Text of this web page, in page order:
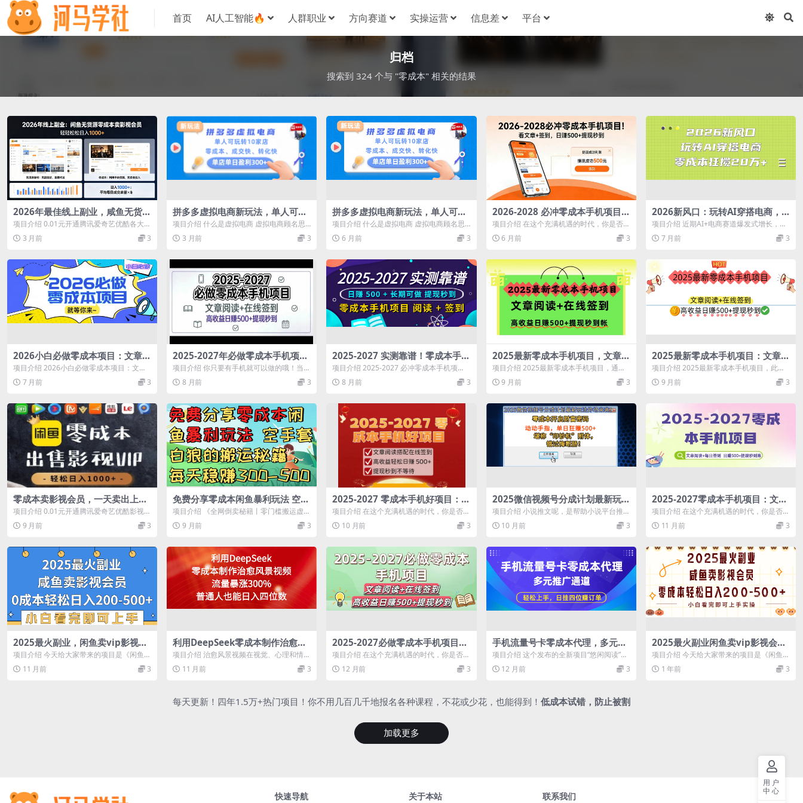
首页 AI人工智能🔥 人群职业 方向赛道 实操运营 信息差 平台
归档
搜索到 324 个与 "零成本" 相关的结果
2026年最佳线上副业，咸鱼无货源
零成本卖影视会员，轻轻松松日入
1000+
项目介绍 0.01元开通腾讯爱奇艺优酷各大影
视会员官方开通20元一个月的我们卖9...
3 月前 3
拼多多虚拟电商新玩法，单人可玩
转10家店，零成本、成交快、转化
快，单店单日可盈利300+
项目介绍 什么是虚拟电商 虚拟电商顾名思
义就是在各大平台售卖虚拟产品，也是目前
为...3 月前 3
拼多多虚拟电商新玩法，单人可玩
转10家店，零成本、成交快、转化
快，单店单日盈利300+
项目介绍 什么是虚拟电商 虚拟电商顾名思
义就是在各大平台售卖虚拟产品，也是目前
为...6 月前 3
2026-2028 必冲零成本手机项目！
看文章 + 签到，日赚 500 + 提现秒
到
项目介绍 在这个充满机遇的时代，你是否在
寻找一种简单、轻松且零门槛就能赚钱的方
式...6 月前 3
2026新风口：玩转AI穿搭电商，
零成本狂揽20万+
项目介绍 近期AI+电商赛道爆发式增长，尤
其是通过图文/视频带货的案例层出不穷。...
7 月前 3
2026小白必做零成本项目：文章阅
读+线上批作业，高收益日赚500
+提现秒到
项目介绍 2026小白必做零成本项目：文章
阅读+线上批作业，高收益日赚500+提...
7 月前 3
2025-2027年必做零成本手机项
目：文章阅读+在线签到，高收益
日赚500+提现秒到
项目介绍 你只要有手机就可以做的哦！当然
电脑也是可以哦！我们的项目原理也超级很
简...8 月前 3
2025-2027 实测靠谱！零成本手机
项目，阅读 + 签到日赚 500 + 长期
可做，提现秒到
项目介绍 2025-2027 必冲零成本手机项
目！不用投 1 分钱，每天花碎片时...
8 月前 3
2025最新零成本手机项目，文章阅
读+在线签到，高收益日赚500+提
现秒到帐
项目介绍 2025最新零成本手机项目，通过
提供的平台帮助学生批阅作业或者试卷在
线...9 月前 3
2025最新零成本手机项目：文章阅
读+在线签到，高收益日赚500+提
现秒到
项目介绍 2025最新零成本手机项目，此项
目优势时间自由，批改内容简单，提供答
案...9 月前 3
零成本卖影视会员，一天卖出上百
单，轻轻松松日入1000+
项目介绍 0.01元开通腾讯爱奇艺优酷影视会
员官方开通20元一个月的我们卖9.9...
9 月前 3
免费分享零成本闲鱼暴利玩法 空手
套白狼的搬运秘籍，每天稳赚300-
500
项目介绍 《全网倒卖秘籍丨零门槛搬运虚拟
资料，日赚300-500的躺赚模式（附自...
9 月前 3
2025-2027 零成本手机好项目：文
章阅读搭配在线签到，高收益轻松
日赚 500+，提现秒到不等待
项目介绍 在这个充满机遇的时代，你是否在
寻找一种简单、轻松且零门槛就能赚钱的方
式...10 月前 3
2025微信视频号分成计划最新玩法
炸场来袭！零成本开启财富密码，
动动手指，单日狂赚500+，堪称
“印钞机”附体，错过悔断肠！
项目介绍 小说推文呢，是帮助小说平台推广
小说的一种方式。通过选取一篇小说的精彩
片...10 月前 3
2025-2027零成本手机项目：文章
阅读+每日签到，日赚500+提现秒
到账
项目介绍 在这个充满机遇的时代，你是否在
寻找一种简单、轻松且零门槛就能赚钱的方
式...11 月前 3
2025最火副业，闲鱼卖vip影视会
员，零成本日入200-500
项目介绍 今天给大家带来的项目是《闲鱼卖
VIP影视会员，0成本日入200-500...
11 月前 3
利用DeepSeek零成本制作治愈风
景视频，流量暴涨300%。普通人
也能日入四位数
项目介绍 治愈风景视频在视觉、心理和情感
上满足了现代人的多重需求，同时借助社交
媒...11 月前 3
2025-2027必做零成本手机项目：
文章阅读+在线签到，高收益日赚5
00+提现秒到
项目介绍 在这个充满机遇的时代，你是否在
寻找一种简单、轻松且零门槛就能赚钱的方
式...12 月前 3
手机流量号卡零成本代理，多元推
广通道，轻松上手，日挂四位赚订
单
项目介绍 这个发布的全新项目“悠闲阅读”，
独家推出。这是一个全自动浏览分佣平
台，...12 月前 3
2025最火副业闲鱼卖vip影视会
员，零成本日入200-500
项目介绍 今天给大家带来的项目是《闲鱼卖
VIP影视会员，0成本日入200-500...
1 年前 3
每天更新！四年1.5万+热门项目！你不用几百几千地报名各种课程，不花或少花，也能得到！ 低成本试错，防止被割
加载更多
快速导航 关于本站 联系我们
用户
中心